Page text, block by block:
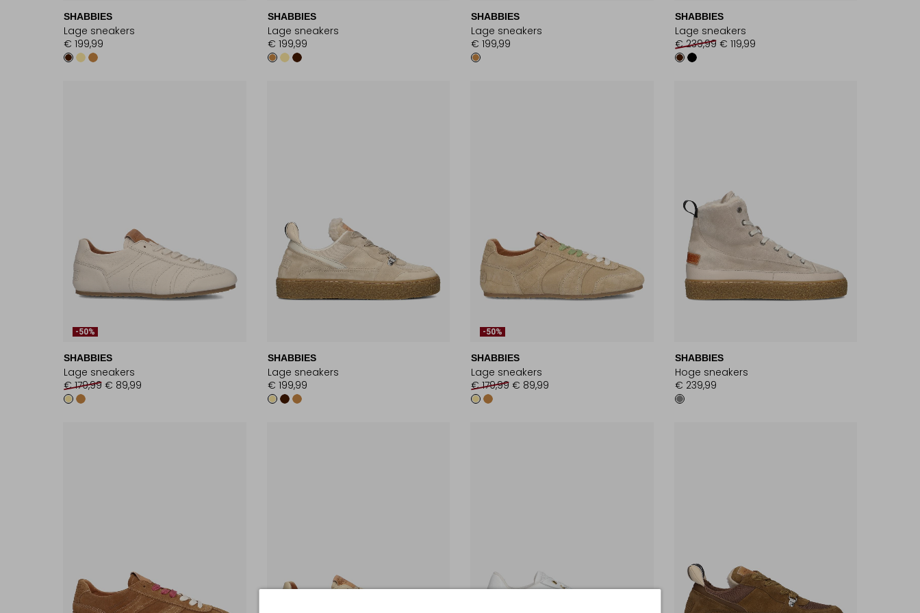
SHABBIES
Lage sneakers
€ 199,99
SHABBIES
Lage sneakers
€ 199,99
SHABBIES
Lage sneakers
€ 199,99
SHABBIES
Lage sneakers
€ 239,99 € 119,99
-50%
SHABBIES
Lage sneakers
€ 179,99 € 89,99
SHABBIES
Lage sneakers
€ 199,99
-50%
SHABBIES
Lage sneakers
€ 179,99 € 89,99
SHABBIES
Hoge sneakers
€ 239,99